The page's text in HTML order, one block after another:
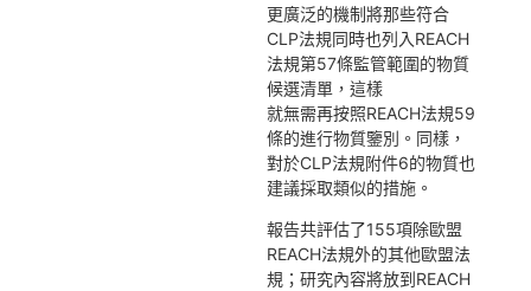
更廣泛的機制將那些符合
CLP法規同時也列入REACH
法規第57條監管範圍的物質
候選清單，這樣
就無需再按照REACH法規59
條的進行物質鑒別。同樣，
對於CLP法規附件6的物質也
建議採取類似的措施。
報告共評估了155項除歐盟
REACH法規外的其他歐盟法
規；研究內容將放到REACH